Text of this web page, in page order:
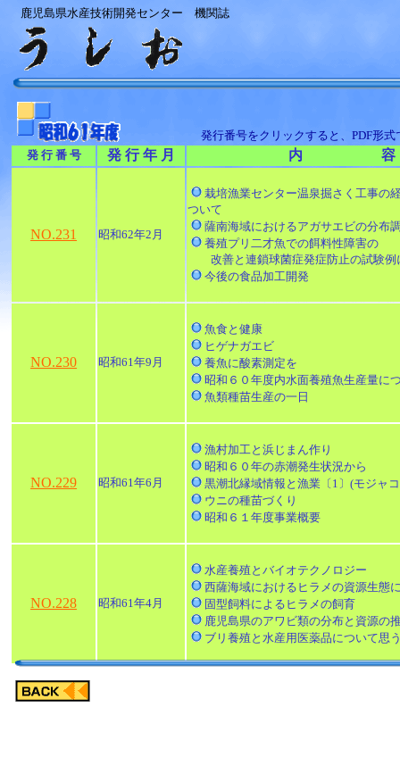
発 行 番 号 発 行 年 月 内 容
NO.231 昭和62年2月
栽培漁業センター温泉掘さく工事の
ついて
薩南海域におけるアガサエビの分布
養殖プリ二才魚での餌料性障害の
改善と連鎖球菌症発症防止の試験例
今後の食品加工開発
NO.230 昭和61年9月
魚食と健康
ヒゲナガエビ
養魚に酸素測定を
昭和６０年度内水面養殖魚生産量に
魚類種苗生産の一日
NO.229 昭和61年6月
漁村加工と浜じまん作り
昭和６０年の赤潮発生状況から
黒潮北縁域情報と漁業〔1〕(モジャ
ウニの種苗づくり
昭和６１年度事業概要
NO.228 昭和61年4月
水産養殖とバイオテクノロジー
西薩海域におけるヒラメの資源生態
固型飼料によるヒラメの飼育
鹿児島県のアワビ類の分布と資源の
ブリ養殖と水産用医薬品について思
鹿児島県水産技術開発センター 機関誌
発行番号をクリックすると、PDF形